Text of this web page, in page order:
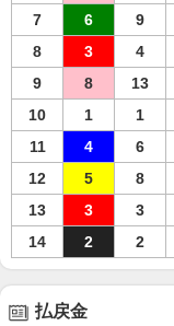
7
6 9
8
3 4
9
8 13
10
1 1
11
4 6
12
5 8
13
3 3
14
2 2
払戻金